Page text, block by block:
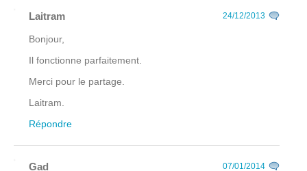
Laitram 24/12/2013
Bonjour,
Il fonctionne parfaitement.
Merci pour le partage.
Laitram.
Répondre
Gad 07/01/2014